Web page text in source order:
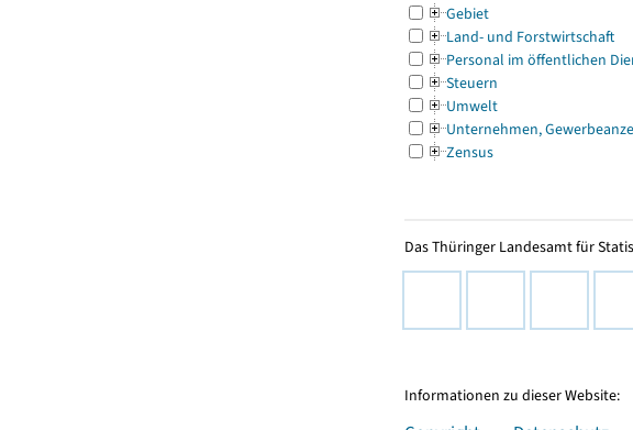
Gebiet
Land- und Forstwirtschaft
Personal im öffentlichen
Steuern
Umwelt
Unternehmen,
Zensus
Das Thüringer Landesamt für
Informationen zu dieser Website: